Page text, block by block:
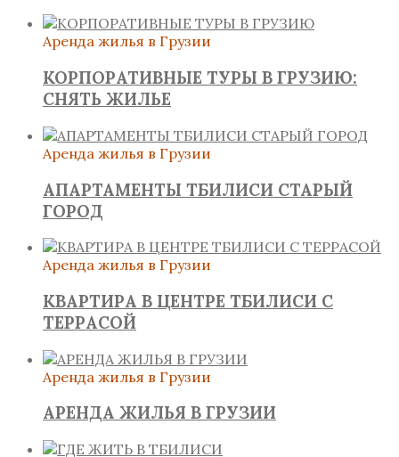
Аренда жилья в Грузии
КОРПОРАТИВНЫЕ ТУРЫ В ГРУЗИЮ:
СНЯТЬ ЖИЛЬЕ
Аренда жилья в Грузии
АПАРТАМЕНТЫ ТБИЛИСИ СТАРЫЙ
ГОРОД
Аренда жилья в Грузии
КВАРТИРА В ЦЕНТРЕ ТБИЛИСИ С
ТЕРРАСОЙ
Аренда жилья в Грузии
АРЕНДА ЖИЛЬЯ В ГРУЗИИ